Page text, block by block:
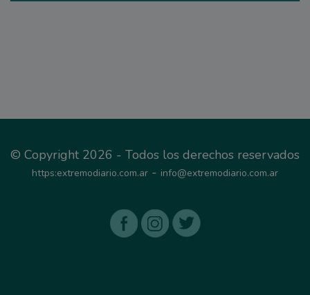
© Copyright 2026 - Todos los derechos reservados
https:extremodiario.com.ar - info@extremodiario.com.ar